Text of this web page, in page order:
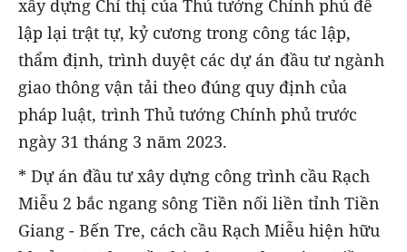
xây dựng Chỉ thị của Thủ tướng Chính phủ để
lập lại trật tự, kỷ cương trong công tác lập,
thẩm định, trình duyệt các dự án đầu tư ngành
giao thông vận tải theo đúng quy định của
pháp luật, trình Thủ tướng Chính phủ trước
ngày 31 tháng 3 năm 2023.
* Dự án đầu tư xây dựng công trình cầu Rạch
Miễu 2 bắc ngang sông Tiền nối liền tỉnh Tiền
Giang - Bến Tre, cách cầu Rạch Miễu hiện hữu